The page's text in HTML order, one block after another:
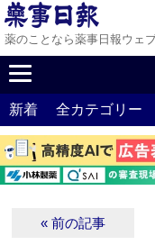
薬のことなら薬事日報ウェ
新着 全カテゴリー
« 前の記事